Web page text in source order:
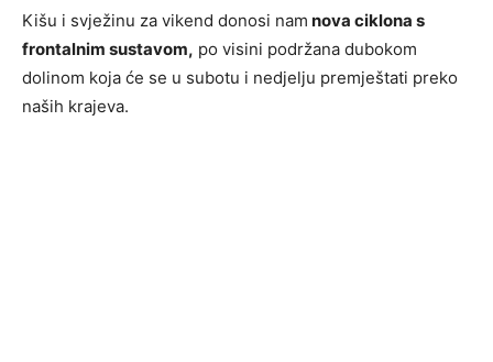
Kišu i svježinu za vikend donosi nam nova ciklona s
frontalnim sustavom, po visini podržana dubokom
dolinom koja će se u subotu i nedjelju premještati preko
naših krajeva.